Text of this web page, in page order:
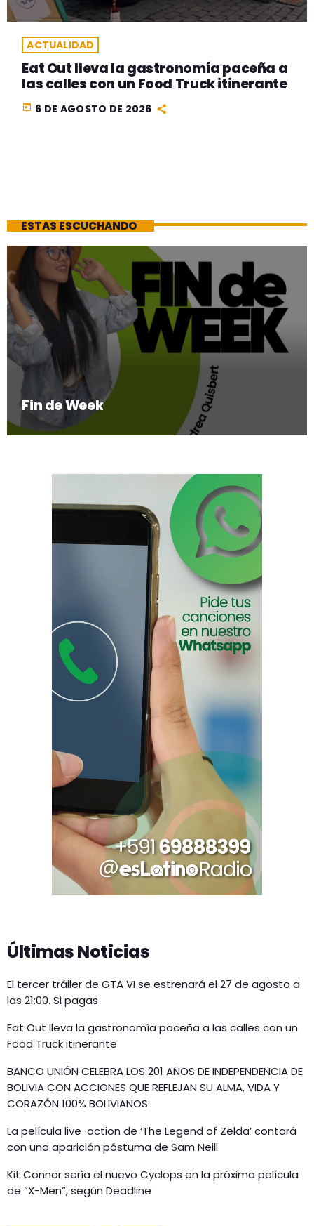
ACTUALIDAD
Eat Out lleva la gastronomía paceña a
las calles con un Food Truck itinerante
today 6 DE AGOSTO DE 2026
ESTAS ESCUCHANDO
Fin de Week
Últimas Noticias
El tercer tráiler de GTA VI se estrenará el 27 de agosto a
las 21:00. Si pagas
Eat Out lleva la gastronomía paceña a las calles con un
Food Truck itinerante
BANCO UNIÓN CELEBRA LOS 201 AÑOS DE INDEPENDENCIA DE
BOLIVIA CON ACCIONES QUE REFLEJAN SU ALMA, VIDA Y
CORAZÓN 100% BOLIVIANOS
La película live-action de ‘The Legend of Zelda’ contará
con una aparición póstuma de Sam Neill
Kit Connor sería el nuevo Cyclops en la próxima película
de “X-Men”, según Deadline